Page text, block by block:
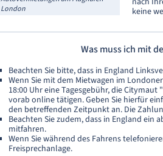
London
keine
Was muss ich mit
Beachten Sie bitte, dass in England
Wenn Sie mit dem Mietwagen im
18:00 Uhr eine Tagesgebühr, die
vorab online tätigen. Geben Sie hierfür
den betreffenden Zeitpunkt an. Die
Beachten Sie zudem, dass in England
mitfahren.
Wenn Sie während des Fahrens
Freisprechanlage.